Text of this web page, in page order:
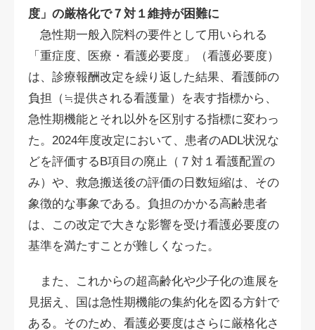
度」の厳格化で７対１維持が困難に
急性期一般入院料の要件として用いられる
「重症度、医療・看護必要度」（看護必要度）
は、診療報酬改定を繰り返した結果、看護師の
負担（≒提供される看護量）を表す指標から、
急性期機能とそれ以外を区別する指標に変わっ
た。2024年度改定において、患者のADL状況な
どを評価するB項目の廃止（７対１看護配置の
み）や、救急搬送後の評価の日数短縮は、その
象徴的な事象である。負担のかかる高齢患者
は、この改定で大きな影響を受け看護必要度の
基準を満たすことが難しくなった。
また、これからの超高齢化や少子化の進展を
見据え、国は急性期機能の集約化を図る方針で
ある。そのため、看護必要度はさらに厳格化さ